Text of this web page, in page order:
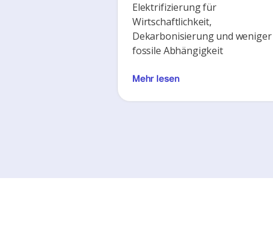
Elektrifizierung für
Wirtschaftlichkeit,
Dekarbonisierung und weniger
fossile Abhängigkeit
Mehr lesen